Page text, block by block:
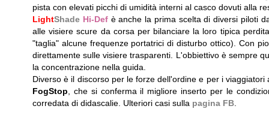
pista con elevati picchi di umidità interni al casco dovuti alla
LightShade Hi-Defè anche la prima scelta di diversi piloti
alle visiere scure da corsa per bilanciare la loro tipica
"taglia" alcune frequenze portatrici di disturbo ottico). Con
direttamente sulle visiere trasparenti. L'obbiettivo è sempre
la concentrazione nella guida.
Diverso è il discorso per le forze dell'ordine e per i
FogStop , che si conferma il migliore inserto per le
corredata di didascalie. Ulteriori casi sulla pagina FB